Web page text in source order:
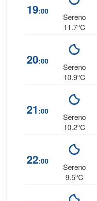
19:00
Sereno
11.7°C
20:00
Sereno
10.9°C
21 :00
Sereno
10.2°C
22:00
Sereno
9.5°C